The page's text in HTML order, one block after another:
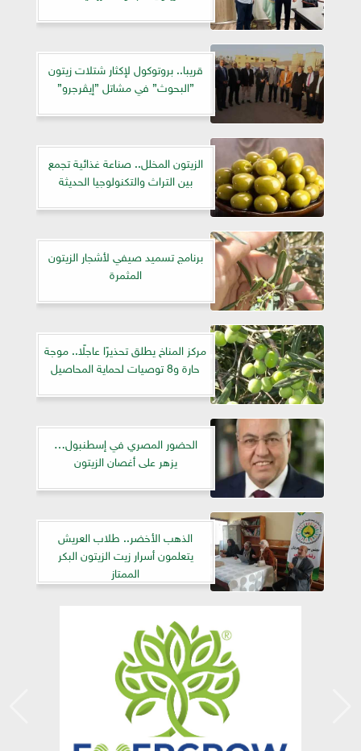
قريبا.. بروتوكول لإكثار شتلات زيتون
”البحوث” في مشاتل ”إيڤرجرو”
الزيتون المخلل.. صناعة غذائية تجمع
بين التراث والتكنولوجيا الحديثة
برنامج تسميد صيفي لأشجار الزيتون
المثمرة
مركز المناخ يطلق تحذيرًا عاجلًا.. موجة
حارة و8 توصيات لحماية المحاصيل
الحضور المصري في إسطنبول…
يزهر على أغصان الزيتون
الذهب الأخضر.. طلاب العريش
يتعلمون أسرار زيت الزيتون البكر
الممتاز